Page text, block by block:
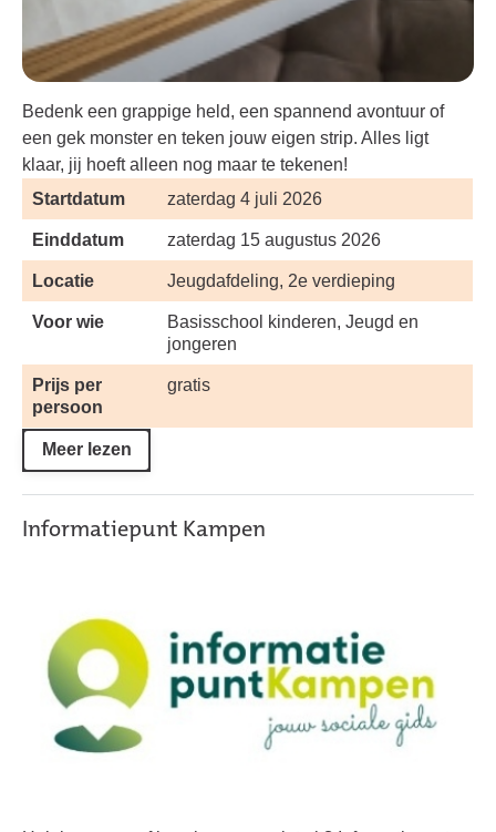
Bedenk een grappige held, een spannend avontuur of
een gek monster en teken jouw eigen strip. Alles ligt
klaar, jij hoeft alleen nog maar te tekenen!
Startdatum
zaterdag 4 juli 2026
Einddatum zaterdag 15 augustus 2026
Locatie Jeugdafdeling, 2e verdieping
Voor wie
Basisschool kinderen, Jeugd en
jongeren
Prijs per
persoon
gratis
Meer lezen
Informatiepunt Kampen